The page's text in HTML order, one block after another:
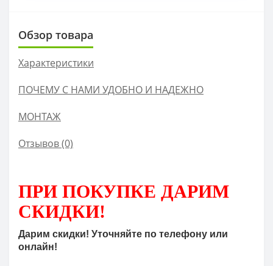
Обзор товара
Характеристики
ПОЧЕМУ С НАМИ УДОБНО И НАДЕЖНО
МОНТАЖ
Отзывов (0)
ПРИ ПОКУПКЕ ДАРИМ
СКИДКИ!
Дарим скидки! Уточняйте по телефону или
онлайн!